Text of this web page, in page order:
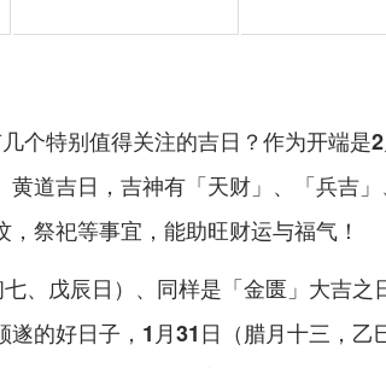
个特别值得关注的吉日？作为开端是
黄道吉日，吉神有「天财」、「兵吉
祭祀等事宜，能助旺财运与福气！
、戊辰日） 、同样是「金匮」大吉之
的好日子， 1月31日（腊月十三，乙